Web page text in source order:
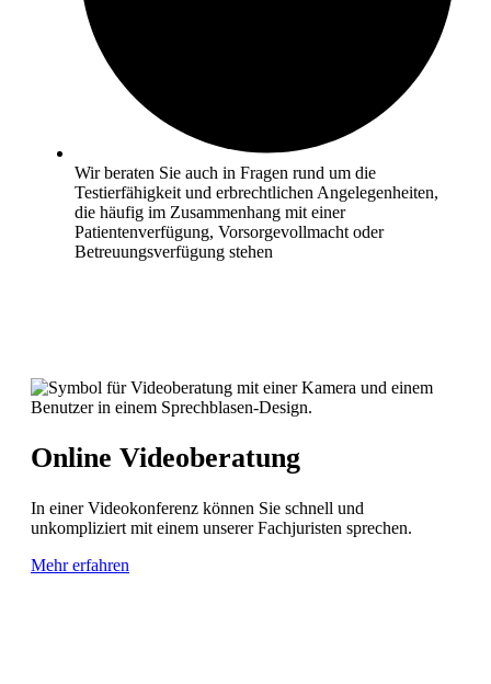
Wir beraten Sie auch in Fragen rund um die
Testierfähigkeit und erbrechtlichen Angelegenheiten,
die häufig im Zusammenhang mit einer
Patientenverfügung, Vorsorgevollmacht oder
Betreuungsverfügung stehen
Online Videoberatung
In einer Videokonferenz können Sie schnell und
unkompliziert mit einem unserer Fachjuristen sprechen.
Mehr erfahren